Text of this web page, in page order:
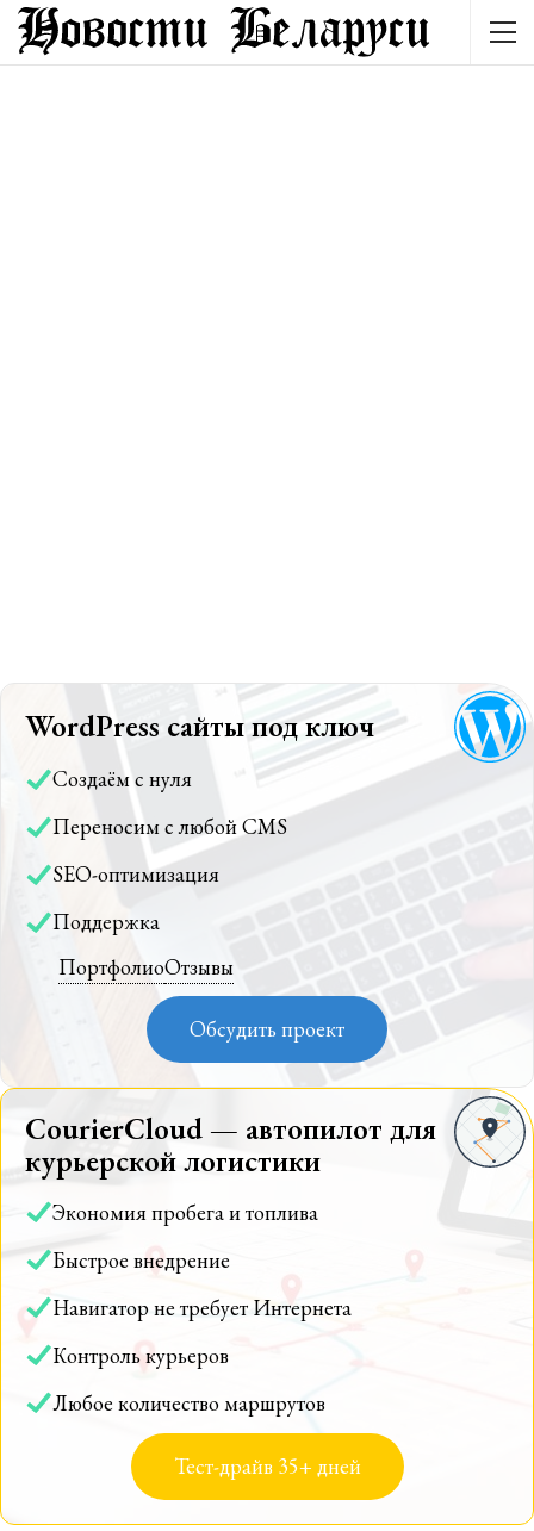
WordPress сайты под ключ
Создаём с нуля
Переносим с любой CMS
SEO-оптимизация
Поддержка
ПортфолиоОтзывы
Обсудить проект
CourierCloud — автопилот для
курьерской логистики
Экономия пробега и топлива
Быстрое внедрение
Навигатор не требует Интернета
Контроль курьеров
Любое количество маршрутов
Тест-драйв 35+ дней